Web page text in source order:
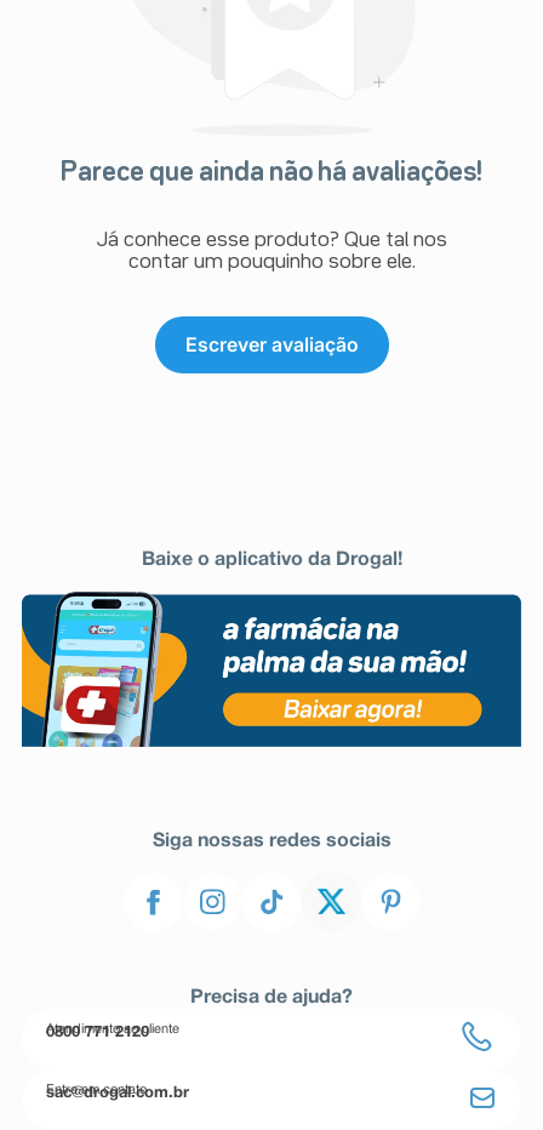
Parece que ainda não há avaliações!
Já conhece esse produto? Que tal nos
contar um pouquinho sobre ele.
Escrever avaliação
Baixe o aplicativo da Drogal!
Siga nossas redes sociais
Precisa de ajuda?
Atendimento ao cliente
0800 771 2120
Entre em contato
sac@drogal.com.br